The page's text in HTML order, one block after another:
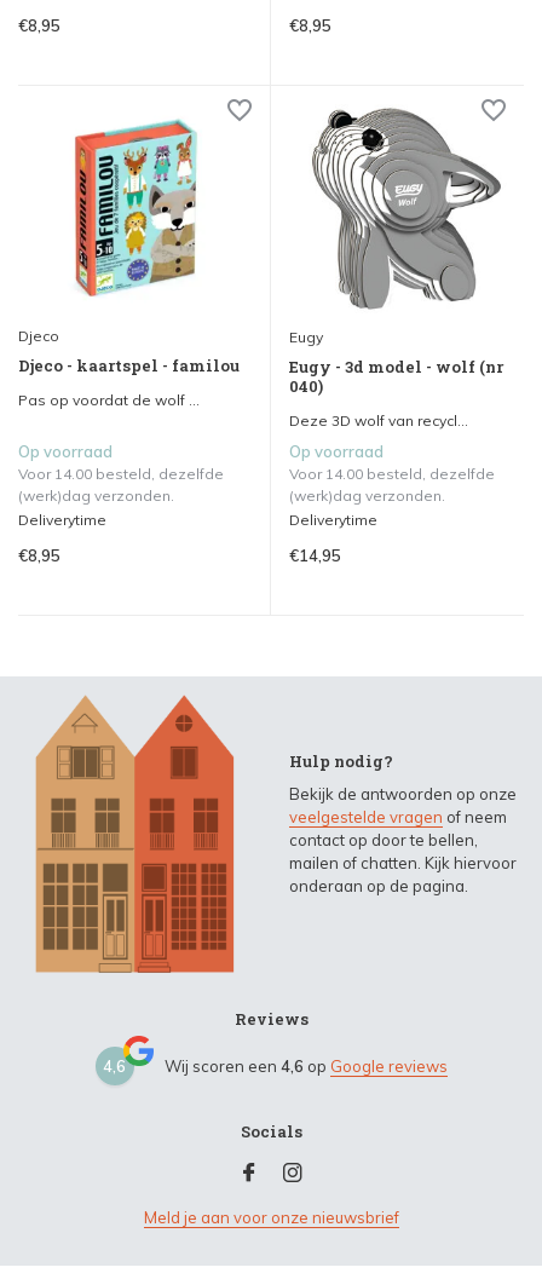
€8,95 €8,95
Djeco
Djeco - kaartspel - familou
Pas op voordat de wolf ...
Op voorraad
Voor 14.00 besteld, dezelfde
(werk)dag verzonden.
Deliverytime
€8,95
Eugy
Eugy - 3d model - wolf (nr
040)
Deze 3D wolf van recycl...
Op voorraad
Voor 14.00 besteld, dezelfde
(werk)dag verzonden.
Deliverytime
€14,95
Hulp nodig?
Bekijk de antwoorden op onze
veelgestelde vragen of neem
contact op door te bellen,
mailen of chatten. Kijk hiervoor
onderaan op de pagina.
Reviews
4,6 Wij scoren een 4,6 op Google reviews
Socials
Meld je aan voor onze nieuwsbrief